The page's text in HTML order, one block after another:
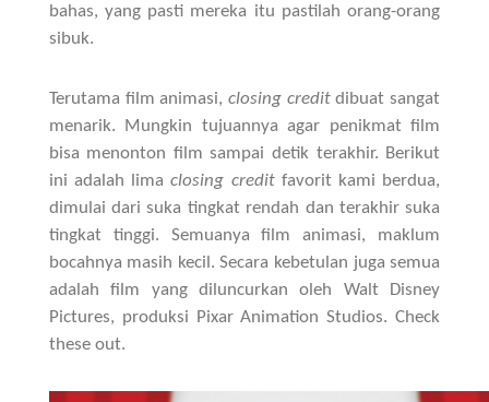
bahas, yang pasti mereka itu pastilah orang-orang
sibuk.
Terutama film animasi, closing creditdibuat sangat
menarik. Mungkin tujuannya agar penikmat film
bisa menonton film sampai detik terakhir. Berikut
ini adalah limaclosing credit favorit kami berdua,
dimulai dari suka tingkat rendah dan terakhir suka
tingkat tinggi. Semuanya film animasi, maklum
bocahnya masih kecil. Secara kebetulan juga semua
adalah film yang diluncurkan oleh Walt Disney
Pictures, produksi Pixar Animation Studios. Check
these out.